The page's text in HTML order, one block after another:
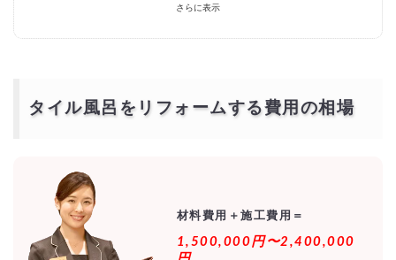
DIYでユニットバス風在来工法浴室にする為の材料の費用
DIYのパネル工法・シート貼り工法の材料の費用
相見積もりとは？
一括見積もり無料サービスで安くタイル風呂のリフォームをできる優良
業者を探す！
より安価で依頼するには？
さらに表示
タイル風呂をリフォームする費用の相場
材料費用＋施工費用＝
1,500,000円〜2,400,000